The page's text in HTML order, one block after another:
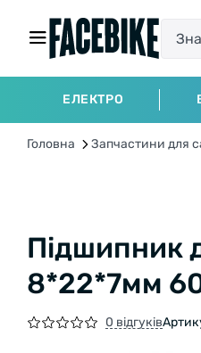
ЕЛЕКТРО
Головна Запчастини для
Підшипник
8*22*7мм
0 відгуків